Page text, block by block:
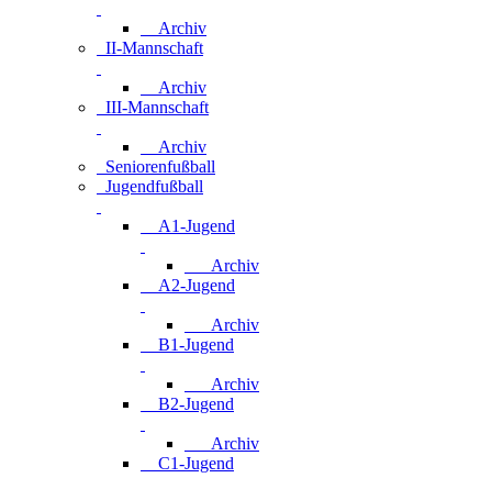
Archiv
II-Mannschaft
Archiv
III-Mannschaft
Archiv
Seniorenfußball
Jugendfußball
A1-Jugend
Archiv
A2-Jugend
Archiv
B1-Jugend
Archiv
B2-Jugend
Archiv
C1-Jugend